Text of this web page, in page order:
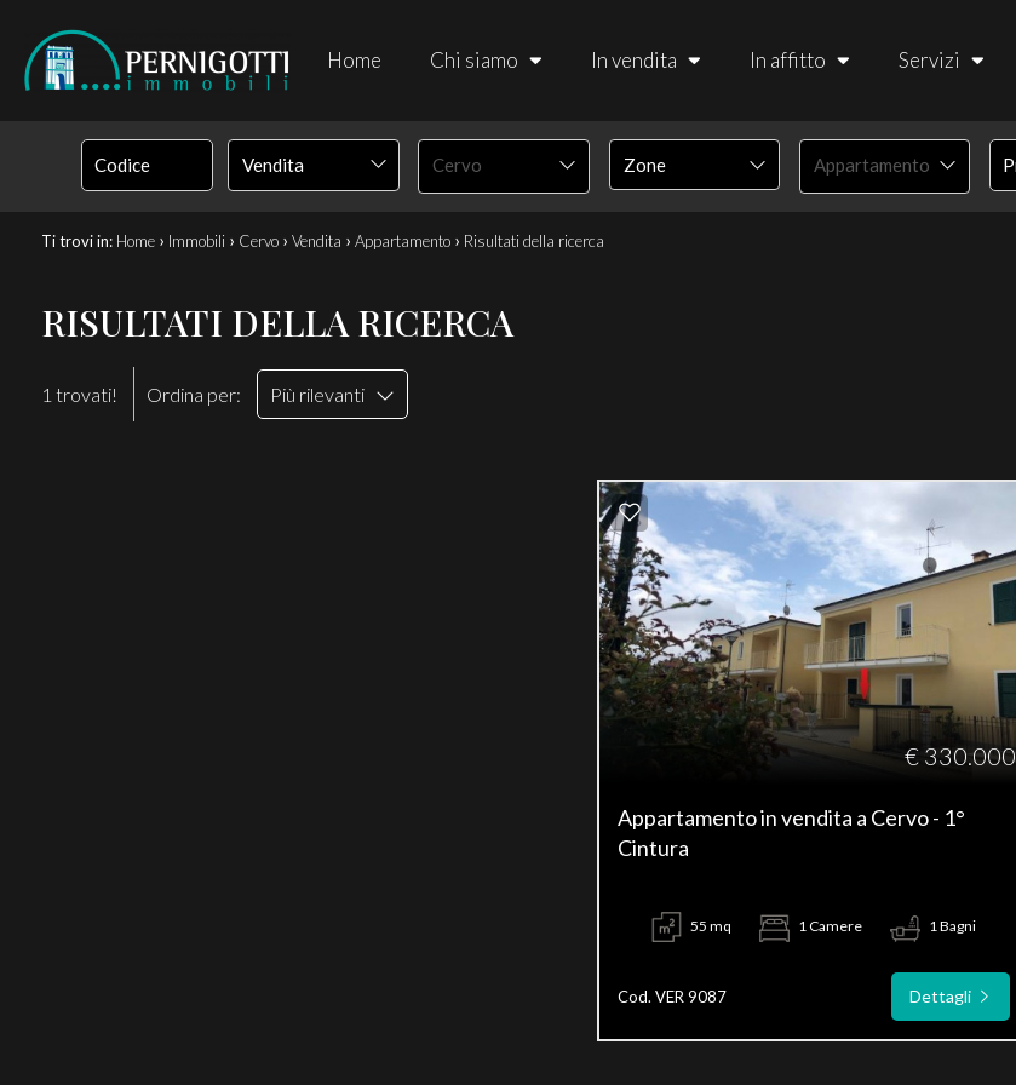
Home Chi siamo In vendita In affitto Servizi
Vendita Cervo Appartamento
Ti trovi in: Home › Immobili › Cervo › Vendita › Appartamento › Risultati della ricerca
RISULTATI DELLA RICERCA
1 trovati! Ordina per: Più rilevanti
€ 330.000
Appartamento in vendita a Cervo - 1°
Cintura
55 mq 1 Camere 1 Bagni
Cod. VER 9087 Dettagli